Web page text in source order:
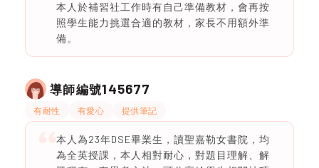
本人於補習社工作時有自己準備教材，會再按
照學生能力挑選合適的教材，家長不用額外準
備。
導師編號145677
有耐性 有愛心 提供筆記
本人為23年DSE畢業生，讀聖嘉勒女書院，均
為全英授課，本人相對耐心，對題目理解、解